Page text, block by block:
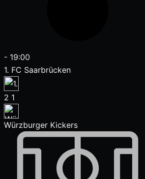
- 19:00
1. FC Saarbrücken
2 1
Würzburger Kickers